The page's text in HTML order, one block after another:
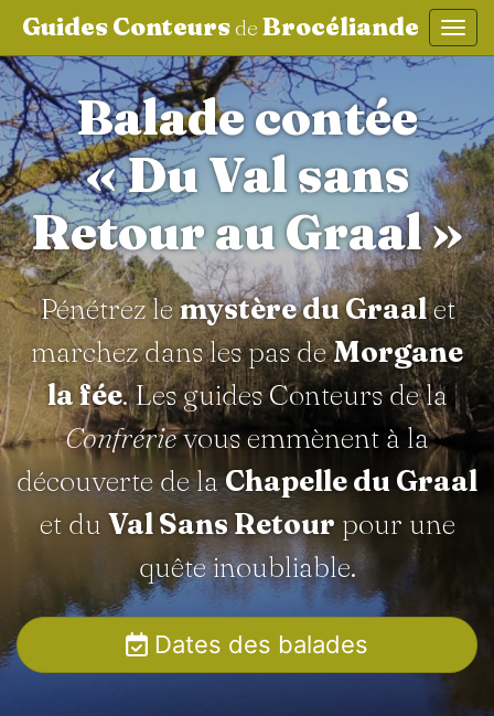
aller au contenu
Guides Conteursde Brocéliande
Balade contée
« Du Val sans
Retour au Graal »
Pénétrez lemystère du Graalet
marchez dans les pas deMorgane
la fée. Les guides Conteurs de la
Confrérievous emmènent à la
découverte de laChapelle du Graal
et du Val Sans Retour pour une
quête inoubliable.
Dates des balades